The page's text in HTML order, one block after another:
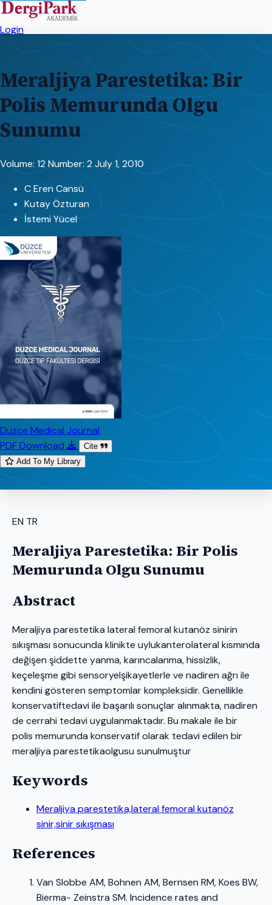
Login
Meraljiya Parestetika: Bir
Polis Memurunda Olgu
Sunumu
Volume: 12 Number: 2 July 1, 2010
C Eren Cansü
Kutay Özturan
İstemi Yücel
Duzce Medical Journal
PDF Download
Cite
Add To My Library
EN TR
Meraljiya Parestetika: Bir Polis
Memurunda Olgu Sunumu
Abstract
Meraljiya parestetika lateral femoral kutanöz sinirin
sıkışması sonucunda klinikte uylukanterolateral kısmında
değişen şiddette yanma, karıncalanma, hissizlik,
keçeleşme gibi sensoryelşikayetlerle ve nadiren ağrı ile
kendini gösteren semptomlar kompleksidir. Genellikle
konservatiftedavi ile başarılı sonuçlar alınmakta, nadiren
de cerrahi tedavi uygulanmaktadır. Bu makale ile bir
polis memurunda konservatif olarak tedavi edilen bir
meraljiya parestetikaolgusu sunulmuştur
Keywords
Meraljiya parestetika,lateral femoral kutanöz
sinir,sinir sıkışması
References
Van Slobbe AM, Bohnen AM, Bernsen RM, Koes BW,
Bierma- Zeinstra SM. Incidence rates and